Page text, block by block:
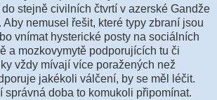
stejně civilních čtvrtí v azerské Gandže
nemusel řešit, které typy zbraní jsou
vnímat hysterické posty na sociálních
a mozkovymytě podporujících tu či
vždy mívají více poražených než
jakékoli válčení, by se měl léčit.
správná doba to komukoli připomínat.